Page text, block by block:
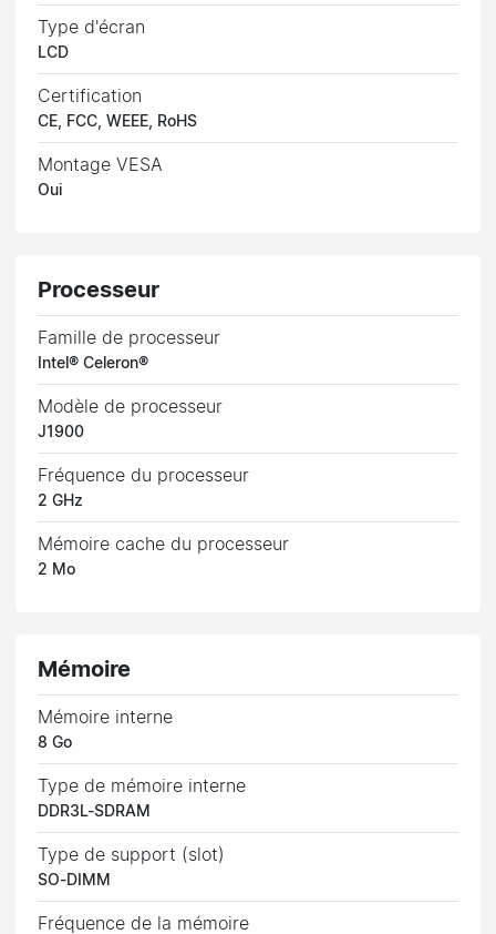
Type d'écran
LCD
Certification
CE, FCC, WEEE, RoHS
Montage VESA
Oui
Processeur
Famille de processeur
Intel® Celeron®
Modèle de processeur
J1900
Fréquence du processeur
2 GHz
Mémoire cache du processeur
2 Mo
Mémoire
Mémoire interne
8 Go
Type de mémoire interne
DDR3L-SDRAM
Type de support (slot)
SO-DIMM
Fréquence de la mémoire